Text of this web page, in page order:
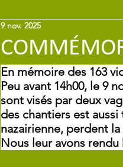
9 nov. 2025
En mémoire des 163
Peu avant 14h00, le 9
sont visés par deux
des chantiers est
nazairienne, perdent la
Nous leur avons